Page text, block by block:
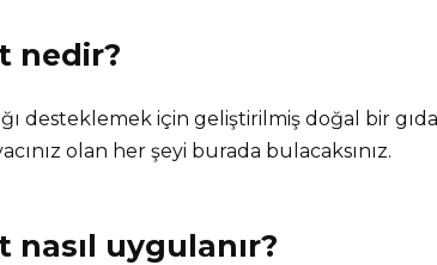
nedir?
desteklemek için geliştirilmiş doğal bir
olan her şeyi burada bulacaksınız.
nasıl uygulanır?